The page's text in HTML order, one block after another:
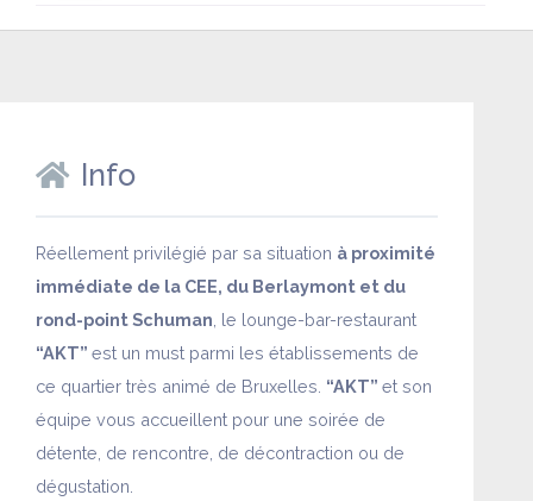
Info
Réellement privilégié par sa situation à proximité
immédiate de la CEE, du Berlaymont et du
rond-point Schuman , le lounge-bar-restaurant
“AKT” est un must parmi les établissements de
ce quartier très animé de Bruxelles. “AKT” et son
équipe vous accueillent pour une soirée de
détente, de rencontre, de décontraction ou de
dégustation.